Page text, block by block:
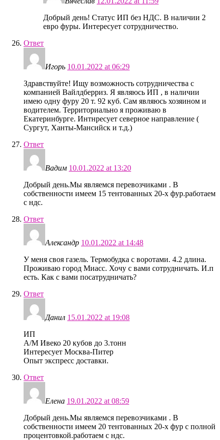
Добрый день! Статус ИП без НДС. В наличии 2
евро фуры. Интересует сотрудничество.
Ответ
Игорь 10.01.2022 at 06:29
Здравствуйте! Ищу возможность сотрудничества с
компанией Вайлдберриз. Я являюсь ИП , в наличии
имею одну фуру 20 т. 92 куб. Сам являюсь хозяином и
водителем. Территориально я проживаю в
Екатеринбурге. Интнресует северное направление (
Сургут, Ханты-Мансийск и т.д.)
Ответ
Вадим 10.01.2022 at 13:20
Добрый день.Мы являемся перевозчиками . В
собственности имеем 15 тентованных 20-х фур.работаем
с ндс.
Ответ
Александр 10.01.2022 at 14:48
У меня своя газель. Термобудка с воротами. 4.2 длина.
Проживаю город Миасс. Хочу с вами сотрудничать. И.п
есть. Как с вами посатрудничать?
Ответ
Данил 15.01.2022 at 19:08
ИП
А/М Ивеко 20 кубов до 3.тонн
Интересует Москва-Питер
Опыт экспресс доставки.
Ответ
Елена 19.01.2022 at 08:59
Добрый день.Мы являемся перевозчиками . В
собственности имеем 20 тентованных 20-х фур с полной
процентовкой.работаем с ндс.